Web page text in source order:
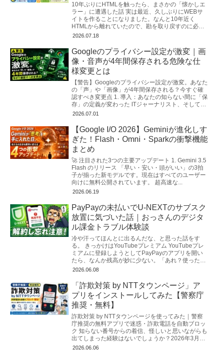
10年ぶりにHTMLを触ったら、まさかの「懐かしエ
ラー」に遭遇した話 実は最近、久しぶりにWEBサ
イトを作ることになりました。なんと10年近く
HTMLから離れていたので、勘を取り戻すのに必
死…。とりあえず慣れ親しんだ「メ...
2026.07.18
Googleのプライバシー設定が激変｜画
像・音声が4年間保存される危険な仕
様変更とは
【警告】Googleのプライバシー設定が激変。あなた
の「声」や「画像」が4年間保存される？今すぐ確
認すべき変更点 1. 導入：あなたの知らない間に「保
存」の定義が変わった ITジャーナリスト、そしてプ
ライバシーコンサルタ...
2026.07.01
【Google I/O 2026】Geminiが進化しす
ぎた！Flash・Omni・Sparkの衝撃機能
まとめ
🚀 注目された3つの主要アップデート 1. Gemini 3.5
Flash のリリース 「早い・安い・頭がいい」の3拍
子が揃った新モデルです。現在はすべてのユーザー
向けに無料公開されています。 超高速な...
2026.06.19
PayPayの未払いでU-NEXTのサブスク
放置に気づいた話｜おっさんのデジタ
ル課金トラブル体験談
冷や汗ってほんとに出るんだな、と思った話をす
る。 きっかけはYouTubeプレミアム YouTubeプレ
ミアムに登録しようとしてPayPayのアプリを開い
たら、なんか残高が妙に少ない。「あれ？使った覚
えないけどな…」と明...
2026.06.08
「詐欺対策 by NTTタウンページ」ア
プリをインストールしてみた【警察庁
推奨・無料】
詐欺対策 by NTTタウンページを使ってみた｜警察
庁推奨の無料アプリで迷惑・詐欺電話を自動ブロッ
ク 知らない番号からの着信、怪しいと思いながらも
出てしまった経験はないでしょうか？2026年3月、
警察庁が公式に推奨する無...
2026.06.06